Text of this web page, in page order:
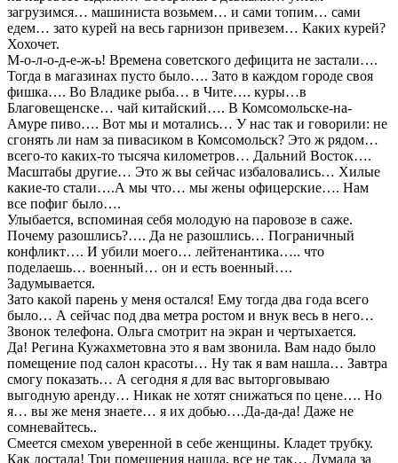
загрузимся… машиниста возьмем… и сами топим… сами
едем… зато курей на весь гарнизон привезем… Каких курей?
Хохочет.
М-о-л-о-д-е-ж-ь! Времена советского дефицита не застали….
Тогда в магазинах пусто было…. Зато в каждом городе своя
фишка…. Во Владике рыба… в Чите…. куры…в
Благовещенске… чай китайский…. В Комсомольске-на-
Амуре пиво…. Вот мы и мотались… У нас так и говорили: не
сгонять ли нам за пивасиком в Комсомольск? Это ж рядом…
всего-то каких-то тысяча километров… Дальний Восток….
Масштабы другие… Это ж вы сейчас избаловались… Хилые
какие-то стали….А мы что… мы жены офицерские…. Нам
все пофиг было….
Улыбается, вспоминая себя молодую на паровозе в саже.
Почему разошлись?…. Да не разошлись… Пограничный
конфликт…. И убили моего… лейтенантика….. что
поделаешь… военный… он и есть военный….
Задумывается.
Зато какой парень у меня остался! Ему тогда два года всего
было… А сейчас под два метра ростом и внук весь в него…
Звонок телефона. Ольга смотрит на экран и чертыхается.
Да! Регина Кужахметовна это я вам звонила. Вам надо было
помещение под салон красоты… Ну так я вам нашла… Завтра
смогу показать… А сегодня я для вас выторговываю
выгодную аренду… Никак не хотят снижаться по цене…. Но
я… вы же меня знаете… я их добью….Да-да-да! Даже не
сомневайтесь..
Смеется смехом уверенной в себе женщины. Кладет трубку.
Как достала! Три помещения нашла, все не так… Думала за